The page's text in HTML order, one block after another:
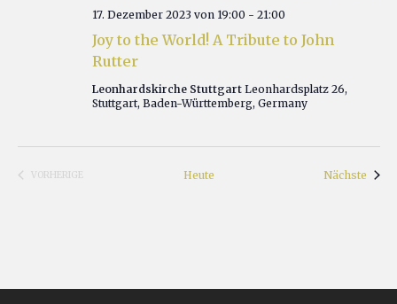
Joy to the World! A Tribute to John
Rutter
17. Dezember 2023 von 19:00 - 21:00
Leonhardskirche Stuttgart Leonhardsplatz 26,
Stuttgart, Baden-Württemberg, Germany
VORHERIGE
Heute Nächste